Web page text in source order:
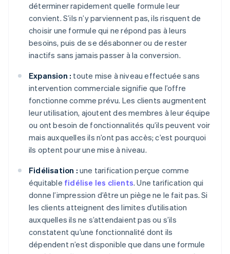
déterminer rapidement quelle formule leur
convient. S’ils n’y parviennent pas, ils risquent de
choisir une formule qui ne répond pas à leurs
besoins, puis de se désabonner ou de rester
inactifs sans jamais passer à la conversion.
Expansion : toute mise à niveau effectuée sans
intervention commerciale signifie que l’offre
fonctionne comme prévu. Les clients augmentent
leur utilisation, ajoutent des membres à leur équipe
ou ont besoin de fonctionnalités qu’ils peuvent voir
mais auxquelles ils n’ont pas accès; c’est pourquoi
ils optent pour une mise à niveau.
Fidélisation : une tarification perçue comme
équitable fidélise les clients. Une tarification qui
donne l’impression d’être un piège ne le fait pas. Si
les clients atteignent des limites d’utilisation
auxquelles ils ne s’attendaient pas ou s’ils
constatent qu’une fonctionnalité dont ils
dépendent n’est disponible que dans une formule